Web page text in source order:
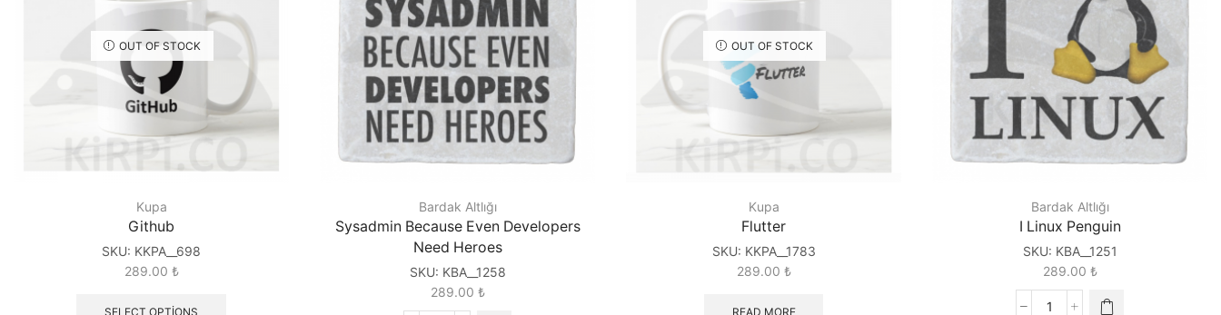
OUT OF STOCK
Kupa
Github
SKU: KKPA__698
289.00 ₺
SELECT OPTIONS
Bardak Altlığı
Sysadmin Because Even Developers
Need Heroes
SKU: KBA__1258
289.00 ₺
OUT OF STOCK
Kupa
Flutter
SKU: KKPA__1783
289.00 ₺
READ MORE
Bardak Altlığı
I Linux Penguin
SKU: KBA__1251
289.00 ₺